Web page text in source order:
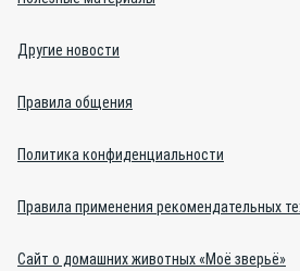
Другие новости
Правила общения
Политика конфиденциальности
Правила применения рекомендательных
Сайт о домашних животных «Моё зверьё»